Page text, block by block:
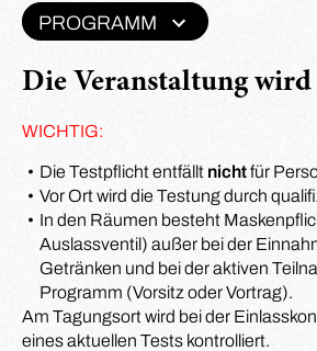
Die Veranstaltung
WICHTIG:
Die Testpflicht entfällt nichtfür
Vor Ort wird die Testung durch
In den Räumen besteht
Auslassventil) außer bei der
Getränken und bei der aktiven
Programm (Vorsitz oder Vortrag).
Am Tagungsort wird bei der
eines aktuellen Tests kontrolliert.
PROGRAMM